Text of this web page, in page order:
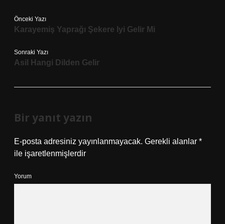
Önceki Yazı
Karayemiş Yaprağı Şekere Iyi Gelir Mi
Sonraki Yazı
Asil Hangi Dilden Gelir
Bir yanıt yazın
E-posta adresiniz yayınlanmayacak. Gerekli alanlar *
ile işaretlenmişlerdir
Yorum